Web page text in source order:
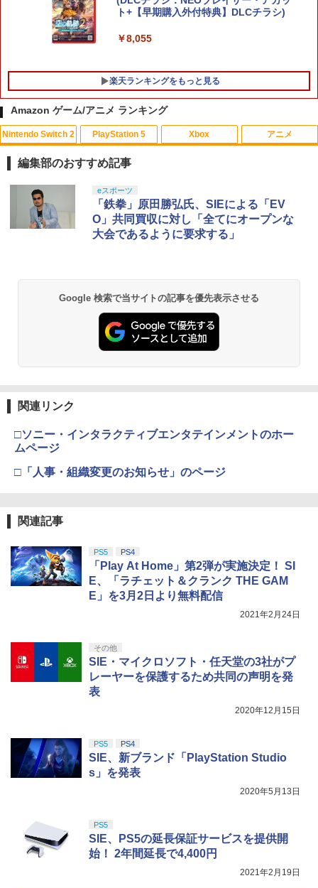
ト+【早期購入外付特典】DLCチラシ)
￥8,055
楽天ランキングをもっと見る
1
【送料無料】(18in1)PS5 コントローラ
ー 修理 ps5 コントローラー 修理キット
ps5 コントローラー ゴム 交換 導電性 L1
付き 互換部品PS5コントローラー交換用
ボタン
￥1,479
【8/4-11 当店P5倍!&マラソン!】PS5 縦
置き スタンド 転倒防止 地震対策 傷付き
防止 放熱改善 簡単取り付け Ps5 Slim/P
s5 Pro/Ps5 対応 プレイステーション5 P
layStation 5
3
layStation 5 / PlayStation 5 slim / Play
Station 5 Pro コントローラー ヘッドフ
ョン5 収納 放熱 装着簡単 冷却 静音 JYS
-P5227-V3 送料無料
4 R-Type Dimensions III PS5版
￥5,105
5
スパイク・チュンソフト 【封入特典付】
【PS5】Dune: Awakening （オンライ
ン専用） [ELJM-31027 PS5 デュ-ン ア
1 【中古】とびだせ どうぶつの森
￥658
￥980
【中古】ザ クルー:モーターフェス -PS4
4
ー・ホワイト (CUH-ZCT2J13)
5
[Switch 2] ぽこ あ ポケモン エキスパン
ションパス（ダウンロード版）※3,200
ポイントまでご利用可
￥4,400
1
ONE PIECE ワンピース 21STシーズン
エッグヘッド編 PIECE.25【Blu-ray】 [
尾田栄一郎 ]
￥4,719
皆川純子 ]
on 1【Blu-ray】 [ 長月達平 ]
5
【楽天ブックス限定配送BOX】【楽天ブ
ックス限定グッズ+楽天ブックス限定先
着特典+他】劇場版「鬼滅の刃」無限城
編 第一章 猗窩座再来(完全生産限定版)
【Blu-ray】(キャラファイングラフ+タン
ブラー+かるた+他) [ 吾峠呼世晴 ]
Amazon ゲーム/アニメ ランキング
Nintendo Switch 2
スプラトゥーン レイダース|オンライン
コード版
￥5,832
スプラトゥーン レイダース -Switch2
5
ニンテンドープリペイド番号 5000円|オ
ンラインコード版
PlayStation 5
PlayStation 5 デジタル・エディション
日本語専用 Console Language: Japan
ese only (CFI-2200B01)
￥55,000
Beast of Reincarnation -PS5 【特典】
プロダクトコード 封入
￥7,286
￥11,849
5
【純正品】DualSense ワイヤレスコン
トローラー(CFI-ZCT2J)
Xbox
【純正品】Xbox ワイヤレス コントロー
ラー + USB-C® ケーブル
￥8,300
Xbox プリペイドカード 5,000円 デジタ
ルコード 【旧 Xbox ギフトカード】 [オ
ンラインコード]
￥5,000
【純正品】Xbox 充電式バッテリー + US
5
【純正品】Xbox ワイヤレス コントロー
ラー (カーボンブラック)
アニメ
【Amazon.co.jp限定】劇場版モノノ怪
第三章 蛇神 (Amazon.co.jp限定オリジ
ナル三方背収納ケース付きコレクション)
(オリジナル特典:オリジナル巾着＋メー
カー特典:【坤と離】二振りの剣、十翼よ
￥10,780
劇場版「鬼滅の刃」無限城編 第一章 猗
窩座再来 通常版 [Blu-ray]
3
劇場版「鬼滅の刃」無限城編 第一章 猗
￥3,523
窩座再来 完全生産限定版 [Blu-ray]
￥8,698
5
第三章 蛇神 (オリジナル特典:オリジナル
巾着＋メーカー特典:【坤と離】二振りの
剣、十翼より来たる！スタジオ描き下ろ
編集部のおすすめ記事
eスポーツ
「鉄拳」原田勝弘氏、SIEによる「EV
O」共同買収に対し「全てにオープンな
大会であるように要求する」
Google 検索で当サイトの記事を優先表示させる
関連リンク
□ソニー・インタラクティブエンタテインメントのホー
ムページ
□「人事・組織変更のお知らせ」のページ
関連記事
PS5 PS4
「Play At Home」第2弾が実施決定！ SI
E、「ラチェット＆クランク THE GAM
E」を3月2日より無料配信
2021年2月24日
その他
SIE・マイクロソフト・任天堂の3社がプ
レーヤーを保護するため共同の声明を発
表
2020年12月15日
PS5 PS4
SIE、新ブランド「PlayStation Studio
s」を発表
2020年5月13日
PS5
SIE、PS5の延長保証サービスを提供開
始！ 2年間延長で4,400円
2021年2月19日